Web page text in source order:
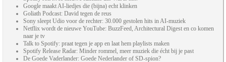
Google maakt AI-liedjes die (bijna) echt klinken
Goliath Podcast: David tegen de reus
Sony sleept Udio voor de rechter: 30.000 gestolen hits in AI-muziek
Netflix wordt de nieuwe YouTube: BuzzFeed, Architectural Digest en co komen
naar je tv
Talk to Spotify: praat tegen je app en laat hem playlists maken
Spotify Release Radar: Minder rommel, meer muziek die écht bij je past
De Goede Vaderlander: Goede Nederlander of SD-spion?